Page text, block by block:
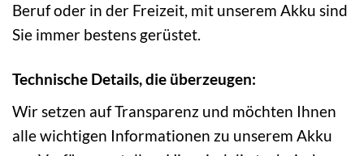
Beruf oder in der Freizeit, mit unserem Akku sind
Sie immer bestens gerüstet.
Technische Details, die überzeugen:
Wir setzen auf Transparenz und möchten Ihnen
alle wichtigen Informationen zu unserem Akku